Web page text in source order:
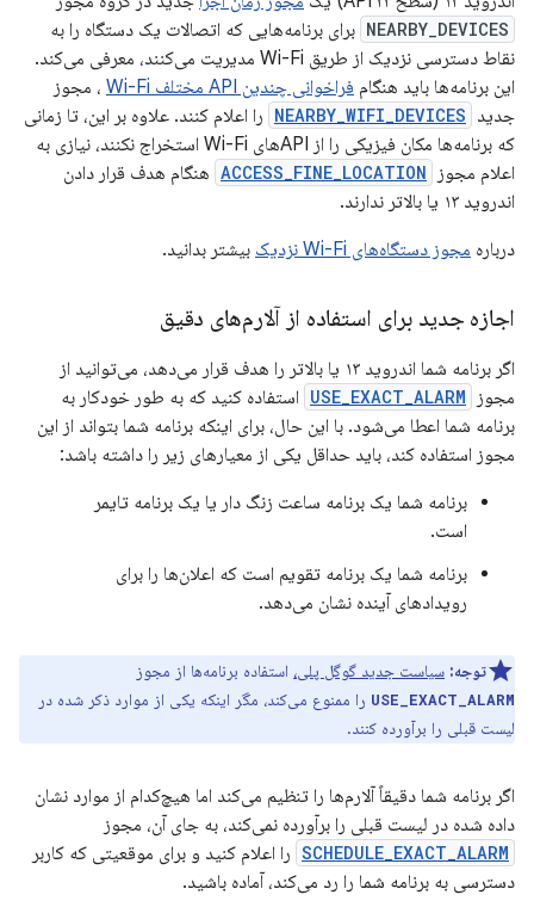
NEARBY_DEVICES برای برنامه‌هایی که اتصالات یک دستگاه را به
نقاط دسترسی نزدیک از طریق Wi-Fi مدیریت می‌کنند، معرفی می‌کند.
این برنامه‌ها باید هنگام فراخوانی چندین API مختلف Wi-Fi
، مجوز
جدید NEARBY_WIFI_DEVICES را اعلام کنند. علاوه بر این، تا زمانی
که برنامه‌ها مکان فیزیکی را از APIهای Wi-Fi استخراج نکنند، نیازی به
اعلام مجوز
ACCESS_FINE_LOCATION هنگام هدف قرار دادن
اندروید ۱۳ یا بالاتر ندارند.
درباره مجوز دستگاه‌های Wi-Fi نزدیک بیشتر بدانید.
اجازه جدید برای استفاده از آلارم‌های دقیق
اگر برنامه شما اندروید ۱۳ یا بالاتر را هدف قرار می‌دهد، می‌توانید از
مجوز
USE_EXACT_ALARM استفاده کنید که به طور خودکار به
برنامه شما اعطا می‌شود. با این حال، برای اینکه برنامه شما بتواند از این
مجوز استفاده کند، باید حداقل یکی از معیارهای زیر را داشته باشد:
برنامه شما یک برنامه ساعت زنگ دار یا یک برنامه تایمر
است.
برنامه شما یک برنامه تقویم است که اعلان‌ها را برای
رویدادهای آینده نشان می‌دهد.
توجه: سیاست جدید گوگل پلی، استفاده برنامه‌ها از مجوز
USE_EXACT_ALARM را ممنوع می‌کند، مگر اینکه یکی از موارد ذکر شده در
لیست قبلی را برآورده کنند.
اگر برنامه شما دقیقاً آلارم‌ها را تنظیم می‌کند اما هیچ‌کدام از موارد نشان
داده شده در لیست قبلی را برآورده نمی‌کند، به جای آن، مجوز
SCHEDULE_EXACT_ALARM را اعلام کنید و برای موقعیتی که کاربر
دسترسی به برنامه شما را رد می‌کند، آماده باشید.